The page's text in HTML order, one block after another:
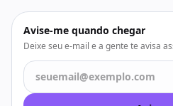
Monitores
Todos os produtos
Crédito
Avise-me quando chegar
Deixe seu e-mail e a gente te avisa